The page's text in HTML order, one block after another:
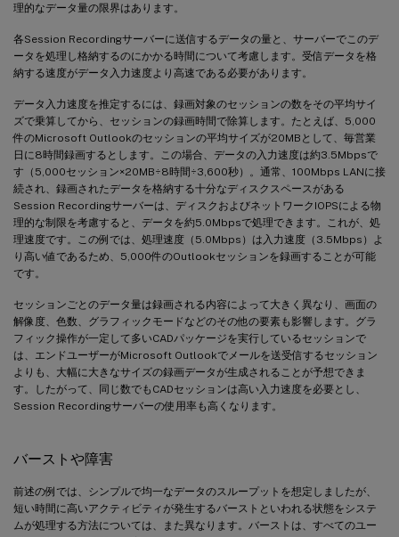
理的なデータ量の限界はあります。
各Session Recordingサーバーに送信するデータの量と、サーバーでこのデ
ータを処理し格納するのにかかる時間について考慮します。受信データを格
納する速度がデータ入力速度より高速である必要があります。
データ入力速度を推定するには、録画対象のセッションの数をその平均サイ
ズで乗算してから、セッションの録画時間で除算します。たとえば、5,000
件のMicrosoft Outlookのセッションの平均サイズが20MBとして、毎営業
日に8時間録画するとします。この場合、データの入力速度は約3.5Mbpsで
す（5,000セッション×20MB÷8時間÷3,600秒）。通常、100Mbps LANに接
続され、録画されたデータを格納する十分なディスクスペースがある
Session Recordingサーバーは、ディスクおよびネットワークIOPSによる物
理的な制限を考慮すると、データを約5.0Mbpsで処理できます。これが、処
理速度です。この例では、処理速度（5.0Mbps）は入力速度（3.5Mbps）よ
り高い値であるため、5,000件のOutlookセッションを録画することが可能
です。
セッションごとのデータ量は録画される内容によって大きく異なり、画面の
解像度、色数、グラフィックモードなどのその他の要素も影響します。グラ
フィック操作が一定して多いCADパッケージを実行しているセッションで
は、エンドユーザーがMicrosoft Outlookでメールを送受信するセッション
よりも、大幅に大きなサイズの録画データが生成されることが予想できま
す。したがって、同じ数でもCADセッションは高い入力速度を必要とし、
Session Recordingサーバーの使用率も高くなります。
バーストや障害
前述の例では、シンプルで均一なデータのスループットを想定しましたが、
短い時間に高いアクティビティが発生するバーストといわれる状態をシステ
ムが処理する方法については、また異なります。バーストは、すべてのユー